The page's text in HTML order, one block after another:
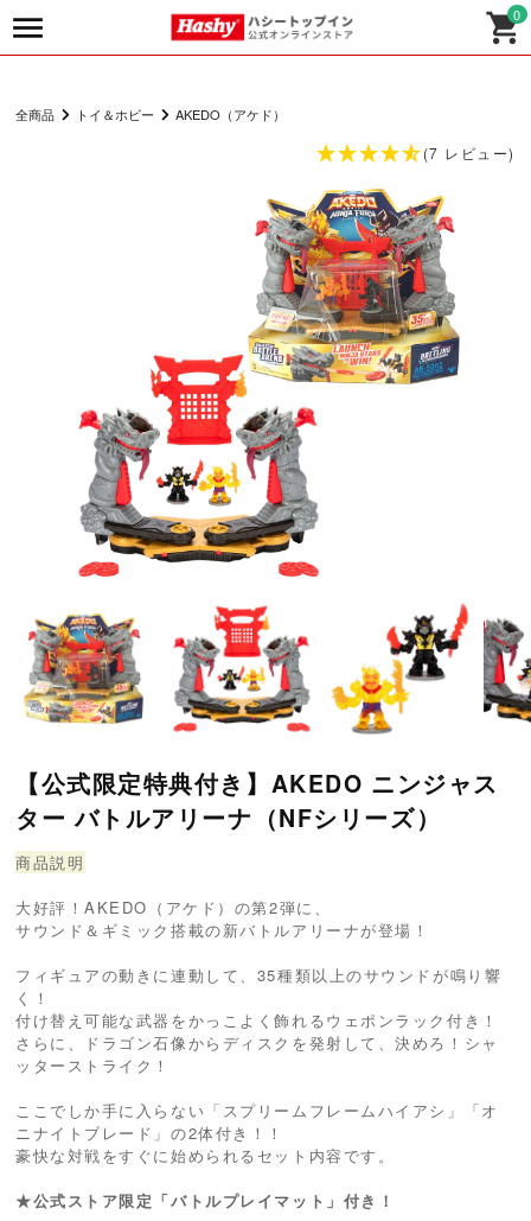
0
全商品 トイ＆ホビー AKEDO（アケド）
(7 レビュー)
【公式限定特典付き】AKEDO ニンジャス
ター バトルアリーナ（NFシリーズ）
商品説明
大好評！AKEDO（アケド）の第2弾に、
サウンド＆ギミック搭載の新バトルアリーナが登場！
フィギュアの動きに連動して、35種類以上のサウンドが鳴り響
く！
付け替え可能な武器をかっこよく飾れるウェポンラック付き！
さらに、ドラゴン石像からディスクを発射して、決めろ！シャ
ッターストライク！
ここでしか手に入らない「スプリームフレームハイアシ」「オ
ニナイトブレード」の2体付き！！
豪快な対戦をすぐに始められるセット内容です。
★公式ストア限定「バトルプレイマット」付き！